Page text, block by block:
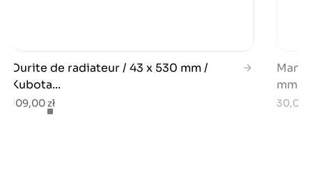
Durite de radiateur / 43 x 530 mm /
Kubota...
109,00 zł
mm /
30,00